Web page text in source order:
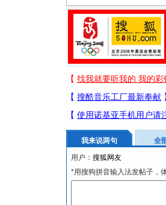
我来说两句 全
用户：
*用搜狗拼音输入法发帖子，